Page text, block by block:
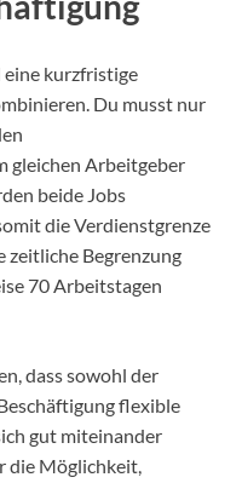
eine kurzfristige
Du musst nur
gleichen Arbeitgeber
beide Jobs
die Verdienstgrenze
zeitliche Begrenzung
70 Arbeitstagen
dass sowohl der
flexible
gut miteinander
die Möglichkeit,